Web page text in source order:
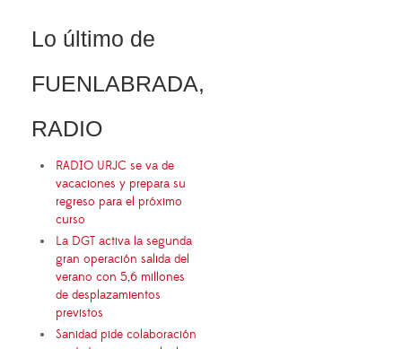
Lo último de
FUENLABRADA,
RADIO
RADIO URJC se va de
vacaciones y prepara su
regreso para el próximo
curso
La DGT activa la segunda
gran operación salida del
verano con 5,6 millones
de desplazamientos
previstos
Sanidad pide colaboración